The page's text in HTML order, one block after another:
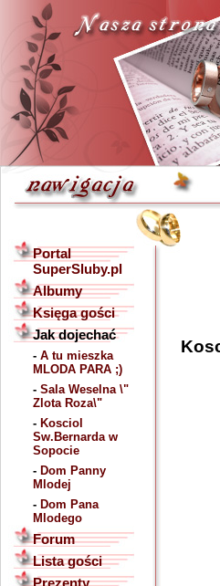
Portal
SuperSluby.pl
Albumy
Księga gości
Jak dojechać
- A tu mieszka
MLODA PARA ;)
- Sala Weselna \"
Zlota Roza\"
- Kosciol
Sw.Bernarda w
Sopocie
- Dom Panny
Mlodej
- Dom Pana
Mlodego
Forum
Lista gości
Prezenty